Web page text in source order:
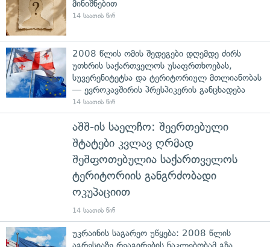
მინიშნებით
14 საათის წინ
2008 წლის ომის შედეგები დღემდე ძირს
უთხრის საქართველოს უსაფრთხოებას,
სუვერენიტეტსა და ტერიტორიულ მთლიანობას
— ევროკავშირის პრესპიკერის განცხადება
14 საათის წინ
აშშ-ის საელჩო: შეერთებული
შტატები კვლავ ღრმად
შეშფოთებულია საქართველოს
ტერიტორიის განგრძობადი
ოკუპაციით
14 საათის წინ
უკრაინის საგარეო უწყება: 2008 წლის